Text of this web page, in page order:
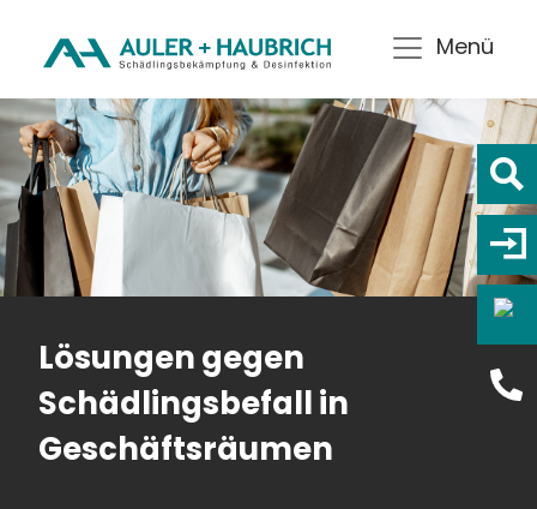
Menü
Lösungen gegen
Schädlingsbefall in
Geschäftsräumen